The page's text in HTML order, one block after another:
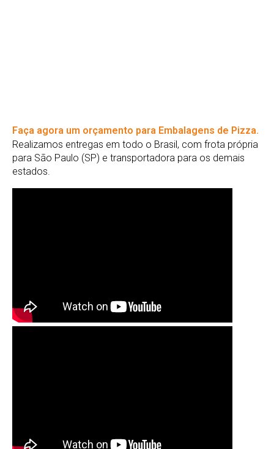
Faça agora um orçamento para Embalagens de Pizza.
Realizamos entregas em todo o Brasil, com frota própria
para São Paulo (SP) e transportadora para os demais
estados.